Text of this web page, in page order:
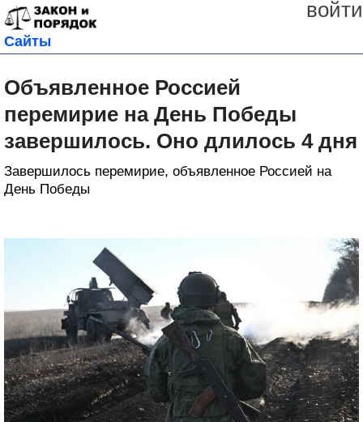
войти
Сайты
Объявленное Россией
перемирие на День Победы
завершилось. Оно длилось 4 дня
Завершилось перемирие, объявленное Россией на
День Победы